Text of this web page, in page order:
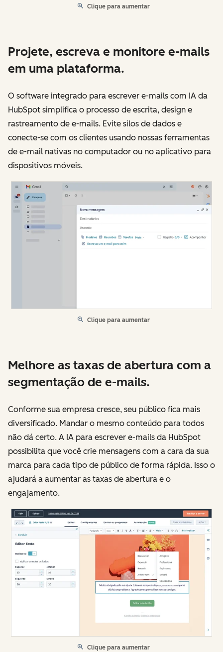
Clique para aumentar
Projete, escreva e monitore e-mails
em uma plataforma.
O software integrado para escrever e-mails com IA da
HubSpot simplifica o processo de escrita, design e
rastreamento de e-mails. Evite silos de dados e
conecte-se com os clientes usando nossas ferramentas
de e-mail nativas no computador ou no aplicativo para
dispositivos móveis.
Clique para aumentar
Melhore as taxas de abertura com a
segmentação de e-mails.
Conforme sua empresa cresce, seu público fica mais
diversificado. Mandar o mesmo conteúdo para todos
não dá certo. A IA para escrever e-mails da HubSpot
possibilita que você crie mensagens com a cara da sua
marca para cada tipo de público de forma rápida. Isso o
ajudará a aumentar as taxas de abertura e o
engajamento.
Clique para aumentar